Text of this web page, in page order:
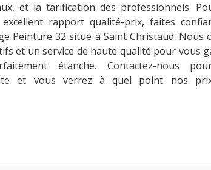
et la tarification des professionnels.
rapport qualité-prix, faites
Peinture 32 situé à Saint Christaud. Nous
et un service de haute qualité pour vous
étanche. Contactez-nous
et vous verrez à quel point nos